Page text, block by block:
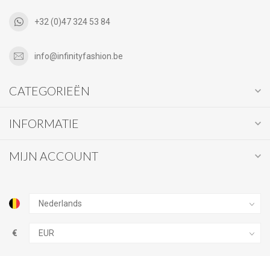
+32 (0)47 324 53 84
info@infinityfashion.be
CATEGORIEËN
INFORMATIE
MIJN ACCOUNT
€